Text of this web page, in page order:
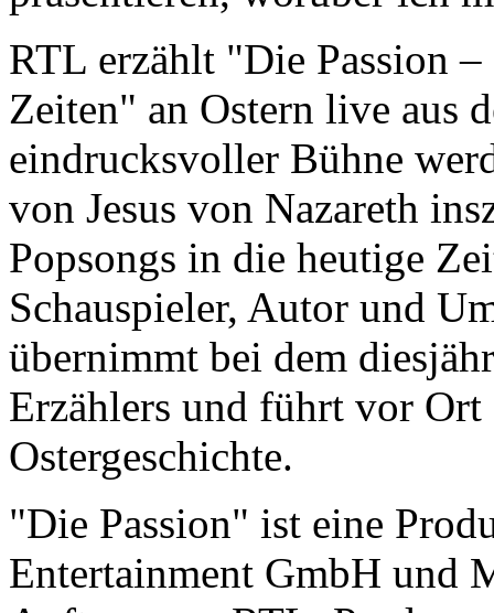
RTL erzählt "Die Passion
Zeiten" an Ostern live aus
eindrucksvoller Bühne
von Jesus von Nazareth
Popsongs in die heutige
Schauspieler, Autor und
übernimmt bei dem
Erzählers und führt vor Ort
Ostergeschichte.
"Die Passion" ist eine
Entertainment GmbH und